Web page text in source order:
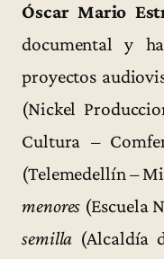
Óscar Mario
documental y
proyectos
(Nickel
Cultura –
(Telemedellín –
menores (Escuela
semilla (Alcaldía